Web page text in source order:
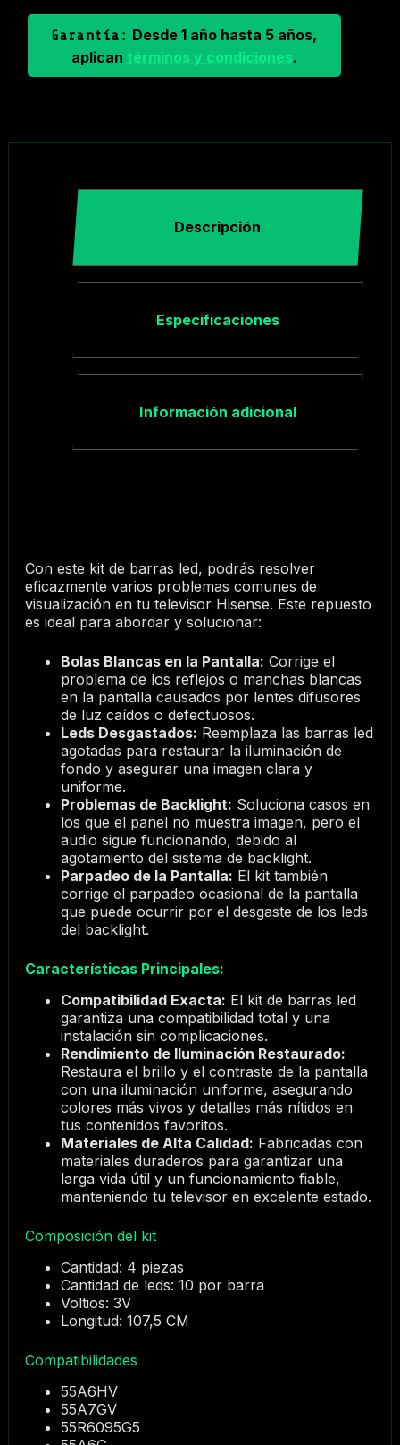
Garantía: Desde 1 año hasta 5 años,
aplican términos y condiciones.
Descripción
Especificaciones
Información adicional
Con este kit de barras led, podrás resolver
eficazmente varios problemas comunes de
visualización en tu televisor Hisense. Este repuesto
es ideal para abordar y solucionar:
Bolas Blancas en la Pantalla: Corrige el
problema de los reflejos o manchas blancas
en la pantalla causados por lentes difusores
de luz caídos o defectuosos.
Leds Desgastados: Reemplaza las barras led
agotadas para restaurar la iluminación de
fondo y asegurar una imagen clara y
uniforme.
Problemas de Backlight: Soluciona casos en
los que el panel no muestra imagen, pero el
audio sigue funcionando, debido al
agotamiento del sistema de backlight.
Parpadeo de la Pantalla: El kit también
corrige el parpadeo ocasional de la pantalla
que puede ocurrir por el desgaste de los leds
del backlight.
Características Principales:
Compatibilidad Exacta: El kit de barras led
garantiza una compatibilidad total y una
instalación sin complicaciones.
Rendimiento de Iluminación Restaurado:
Restaura el brillo y el contraste de la pantalla
con una iluminación uniforme, asegurando
colores más vivos y detalles más nítidos en
tus contenidos favoritos.
Materiales de Alta Calidad: Fabricadas con
materiales duraderos para garantizar una
larga vida útil y un funcionamiento fiable,
manteniendo tu televisor en excelente estado.
Composición del kit
Cantidad: 4 piezas
Cantidad de leds: 10 por barra
Voltios: 3V
Longitud: 107,5 CM
Compatibilidades
55A6HV
55A7GV
55R6095G5